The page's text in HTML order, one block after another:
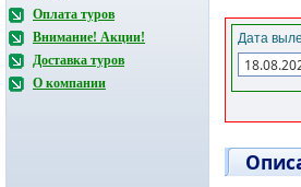
Оплата туров
Внимание! Акции!
Доставка туров
О компании
Дата